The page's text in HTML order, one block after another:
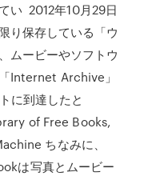
い 2012年10月29日
り保存している「ウ
ムービーやソフトウ
Internet Archive」
に到達したと
of Free Books,
ちなみに、
は写真とムービー